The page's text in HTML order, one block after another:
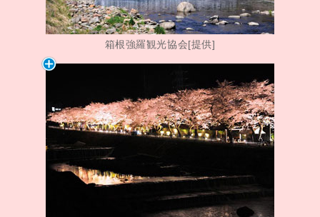
箱根強羅観光協会[提供]